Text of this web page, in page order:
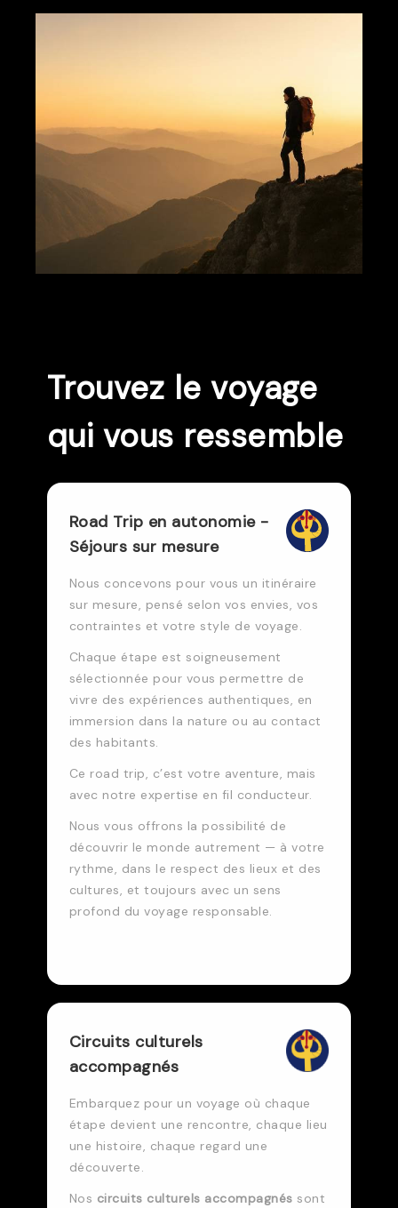
Trouvez le voyage
qui vous ressemble
Road Trip en autonomie -
Séjours sur mesure
Nous concevons pour vous un itinéraire
sur mesure, pensé selon vos envies, vos
contraintes et votre style de voyage.
Chaque étape est soigneusement
sélectionnée pour vous permettre de
vivre des expériences authentiques, en
immersion dans la nature ou au contact
des habitants.
Ce road trip, c’est votre aventure, mais
avec notre expertise en fil conducteur.
Nous vous offrons la possibilité de
découvrir le monde autrement — à votre
rythme, dans le respect des lieux et des
cultures, et toujours avec un sens
profond du voyage responsable.
Circuits culturels
accompagnés
Embarquez pour un voyage où chaque
étape devient une rencontre, chaque lieu
une histoire, chaque regard une
découverte.
Nos circuits culturels accompagnés sont